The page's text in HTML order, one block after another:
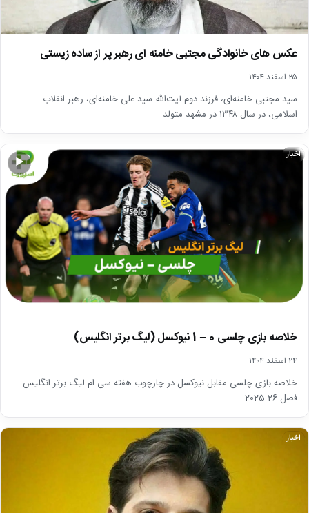
عکس های خانوادگی مجتبی خامنه ای رهبر پر از ساده زیستی
۲۵ اسفند ۱۴۰۴
سید مجتبی خامنه‌ای، فرزند دوم آیت‌الله سید علی خامنه‌ای، رهبر انقلاب
اسلامی، در سال ۱۳۴۸ در مشهد متولد…
▶
اخبار
خلاصه بازی چلسی 0 – 1 نیوکسل (لیگ برتر انگلیس)
۲۴ اسفند ۱۴۰۴
خلاصه بازی چلسی مقابل نیوکسل در چارچوب هفته سی ام لیگ برتر انگلیس
فصل 26-2025
اخبار